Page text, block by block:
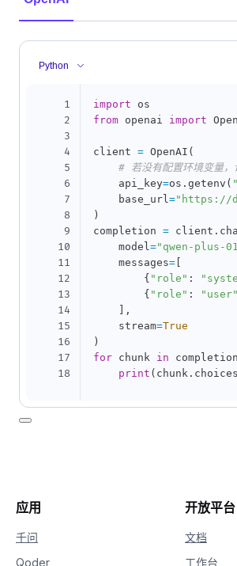
Python
1
2
3
4
5
6
7
8
9
10
11
12
13
14
15
16
17
18
import
from openai import
client = OpenAI (
# 若没有配置环境变量
    api_key
=os . getenv (
    base_url
="https://
)
completion = client .
    model
="qwen-plus-
    messages
=
{ "role" :
{ "role" : "user"
,
    stream
=True
)
for chunk in completion
print ( chunk . choices
应用
千问
Qoder
开放平台
文档
工作台